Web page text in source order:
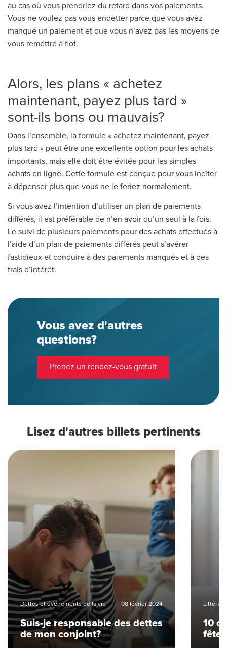
au cas où vous prendriez du retard dans vos paiements.
Vous ne voulez pas vous endetter parce que vous avez
manqué un paiement et que vous n’avez pas les moyens de
vous remettre à flot.
Alors, les plans « achetez
maintenant, payez plus tard »
sont-ils bons ou mauvais?
Dans l’ensemble, la formule « achetez maintenant, payez
plus tard » peut être une excellente option pour les achats
importants, mais elle doit être évitée pour les simples
achats en ligne. Cette formule est conçue pour vous inciter
à dépenser plus que vous ne le feriez normalement.
Si vous avez l’intention d’utiliser un plan de paiements
différés, il est préférable de n’en avoir qu’un seul à la fois.
Le suivi de plusieurs paiements pour des achats effectués à
l’aide d’un plan de paiements différés peut s’avérer
fastidieux et conduire à des paiements manqués et à des
frais d’intérêt.
Vous avez d'autres
questions?
Prenez un rendez-vous gratuit
Lisez d'autres billets pertinents
Dettes et événements de la vie 08 février 2024
Suis-je responsable des dettes
de mon conjoint?
10